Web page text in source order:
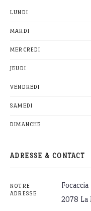
LUNDI
MARDI
MERCREDI
JEUDI
VENDREDI
SAMEDI
DIMANCHE
ADRESSE & CONTACT
NOTRE
ADRESSE
2078 La